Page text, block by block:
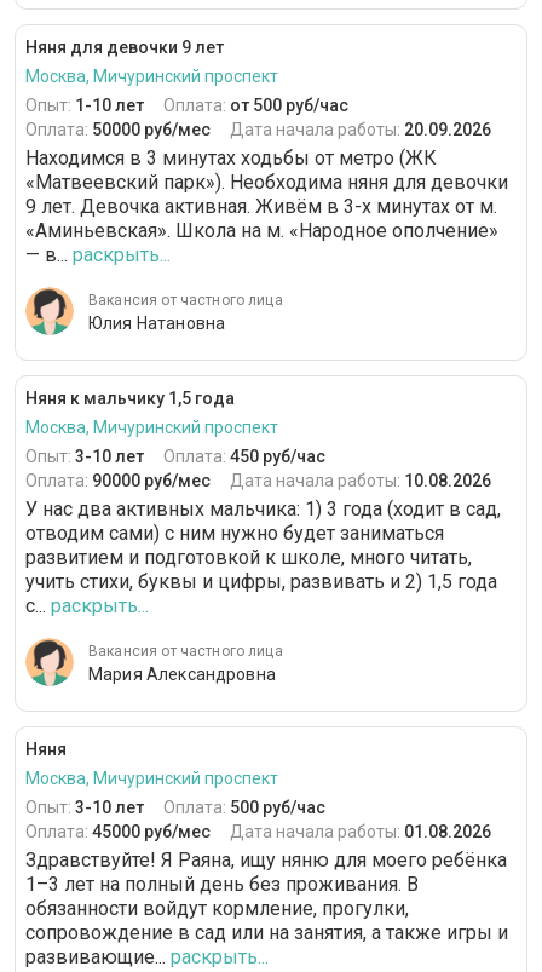
Няня для девочки 9 лет
Москва, Мичуринский проспект
Опыт: 1-10 лет Оплата: от 500 руб/час
Оплата: 50000 руб/мес Дата начала работы: 20.09.2026
Находимся в 3 минутах ходьбы от метро (ЖК
«Матвеевский парк»). Необходима няня для девочки
9 лет. Девочка активная. Живём в 3-х минутах от м.
«Аминьевская». Школа на м. «Народное ополчение»
— в... раскрыть...
Вакансия от частного лица
Юлия Натановна
Няня к мальчику 1,5 года
Москва, Мичуринский проспект
Опыт: 3-10 лет Оплата: 450 руб/час
Оплата: 90000 руб/мес Дата начала работы: 10.08.2026
У нас два активных мальчика: 1) 3 года (ходит в сад,
отводим сами) с ним нужно будет заниматься
развитием и подготовкой к школе, много читать,
учить стихи, буквы и цифры, развивать и 2) 1,5 года
с... раскрыть...
Вакансия от частного лица
Мария Александровна
Няня
Москва, Мичуринский проспект
Опыт: 3-10 лет Оплата: 500 руб/час
Оплата: 45000 руб/мес Дата начала работы: 01.08.2026
Здравствуйте! Я Раяна, ищу няню для моего ребёнка
1–3 лет на полный день без проживания. В
обязанности войдут кормление, прогулки,
сопровождение в сад или на занятия, а также игры и
развивающие... раскрыть...